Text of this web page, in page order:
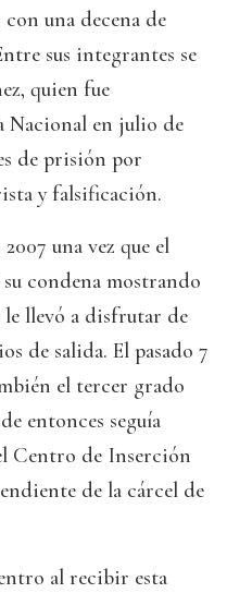
una decena de
sus integrantes se
quien fue
Nacional en julio de
de prisión por
y falsificación.
una vez que el
condena mostrando
llevó a disfrutar de
de salida. El pasado 7
el tercer grado
entonces seguía
Centro de Inserción
de la cárcel de
al recibir esta